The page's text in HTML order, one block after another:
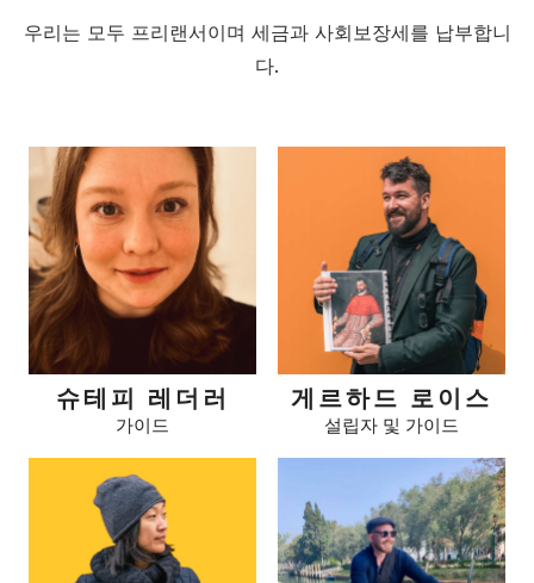
우리는 모두 프리랜서이며 세금과 사회보장세를 납부합니
다.
슈테피 레더러
가이드
게르하드 로이스
설립자 및 가이드